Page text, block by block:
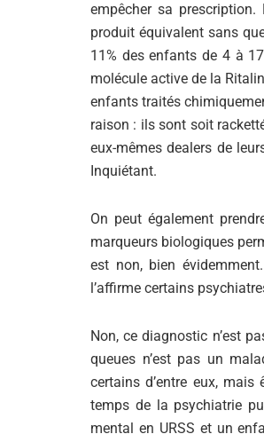
empêcher sa
produit équivalent sans
11% des enfants de 4 à
molécule active de la
enfants traités
raison : ils sont soit
eux-mêmes dealers de
Inquiétant.
On peut également
marqueurs biologiques
est non, bien
l’affirme certains
Non, ce diagnostic n’est
queues n’est pas un
certains d’entre eux,
temps de la psychiatrie
mental en URSS et un